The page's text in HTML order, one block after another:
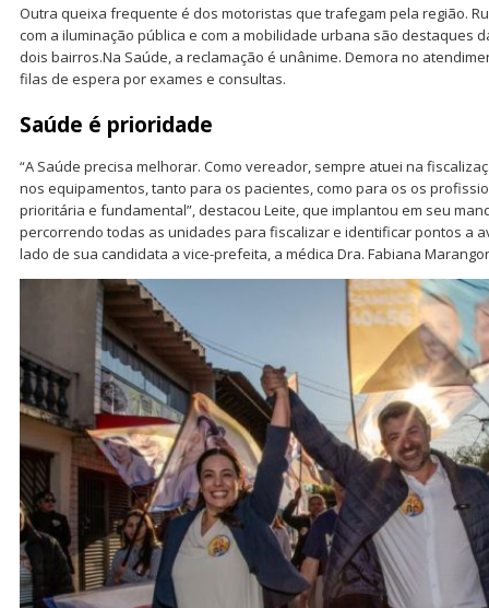
Outra queixa frequente é dos motoristas que trafegam pela região.
com a iluminação pública e com a mobilidade urbana são destaques
dois bairros.Na Saúde, a reclamação é unânime. Demora no
filas de espera por exames e consultas.
Saúde é prioridade
“A Saúde precisa melhorar. Como vereador, sempre atuei na
nos equipamentos, tanto para os pacientes, como para os os
prioritária e fundamental”, destacou Leite, que implantou em seu
percorrendo todas as unidades para fiscalizar e identificar pontos a
lado de sua candidata a vice-prefeita, a médica Dra. Fabiana